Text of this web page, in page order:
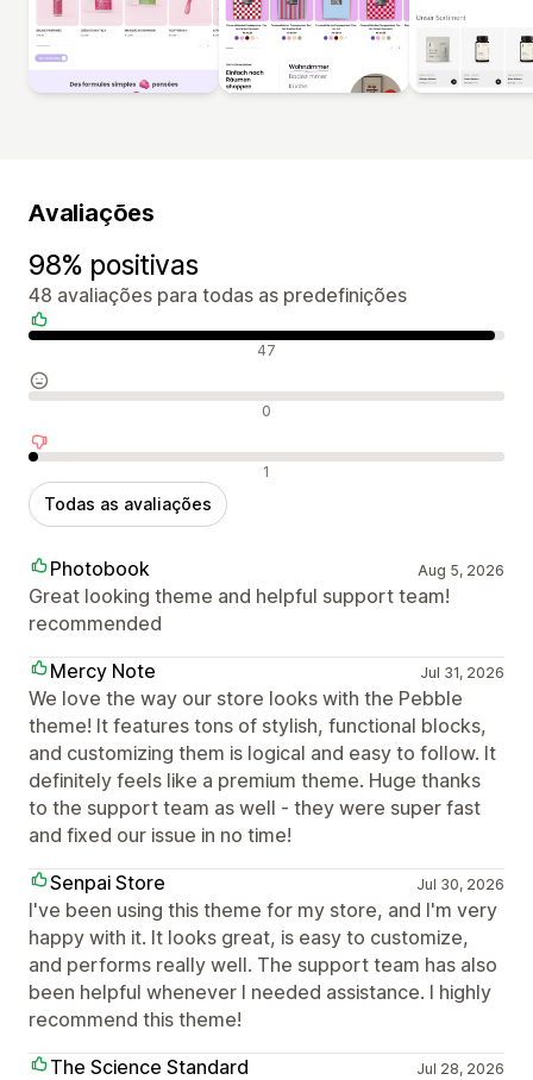
Avaliações
98% positivas
48 avaliações para todas as predefinições
Avaliações positivas 47
Avaliações neutras 0
Avaliações negativas 1
Todas as avaliações
Photobook Aug 5, 2026
Great looking theme and helpful support team!
recommended
Mercy Note
Jul 31, 2026
We love the way our store looks with the Pebble
theme! It features tons of stylish, functional blocks,
and customizing them is logical and easy to follow. It
definitely feels like a premium theme. Huge thanks
to the support team as well - they were super fast
and fixed our issue in no time!
Senpai Store
Jul 30, 2026
I've been using this theme for my store, and I'm very
happy with it. It looks great, is easy to customize,
and performs really well. The support team has also
been helpful whenever I needed assistance. I highly
recommend this theme!
The Science Standard
Jul 28, 2026